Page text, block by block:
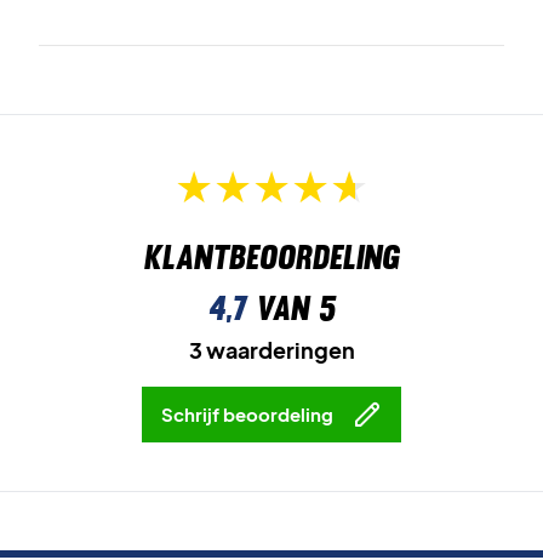
Klantbeoordeling
4,7van 5
3 waarderingen
Schrijf beoordeling